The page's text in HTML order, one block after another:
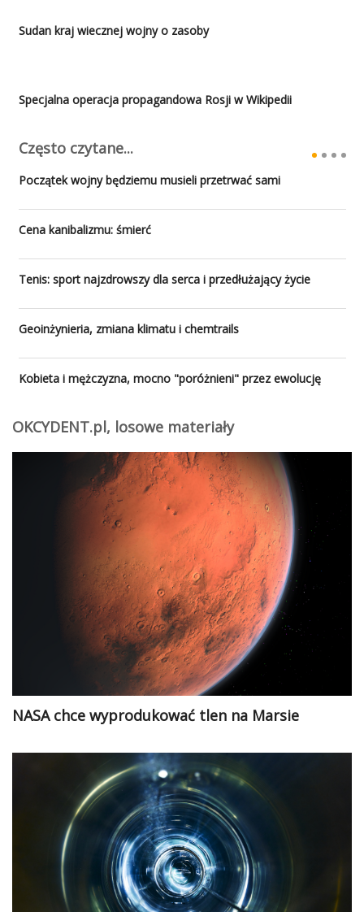
Sudan kraj wiecznej wojny o zasoby
Specjalna operacja propagandowa Rosji w Wikipedii
Często czytane...
Początek wojny będziemu musieli przetrwać sami
Cena kanibalizmu: śmierć
Tenis: sport najzdrowszy dla serca i przedłużający życie
Geoinżynieria, zmiana klimatu i chemtrails
Kobieta i mężczyzna, mocno "poróżnieni" przez ewolucję
OKCYDENT.pl, losowe materiały
NASA chce wyprodukować tlen na Marsie